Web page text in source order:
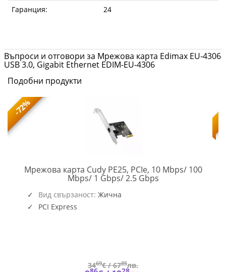
Гаранция:
24
Въпроси и отговори за Мрежова карта Edimax EU-4306
USB 3.0, Gigabit Ethernet EDIM-EU-4306
Подобни продукти
-72%
Мрежова карта Cudy PE25, PCIe, 10 Mbps/ 100
Mbps/ 1 Gbps/ 2.5 GbpsCUDY-
Вид свързаност: Жична
PCI Express
3469€ /6785лв.